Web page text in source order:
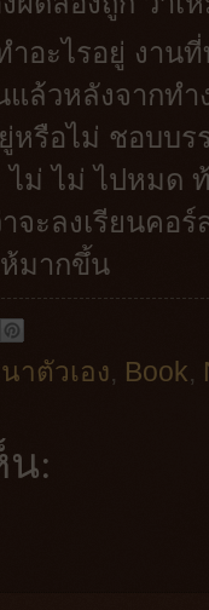
อะไรอยู่ งาน
ล้วหลังจากท
รือไม่ ชอบบร
ไม่ ไม่ ไปหมด
ะลงเรียนคอ
มากขึ้น
าตัวเอง, Book,
: